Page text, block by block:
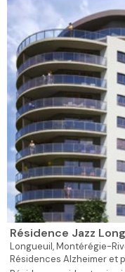
Résidence Jazz
Longueuil,Montérégie-
Résidences Alzheimer et